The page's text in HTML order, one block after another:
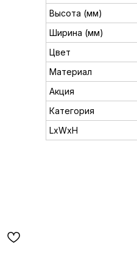
Высота (мм)
Ширина (мм)
Цвет
Материал
Акция
Категория
LxWxH